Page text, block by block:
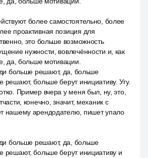
более самостоятельно, более
проактивная позиция для
это больше возможность
нужности, вовлечённости и, как
да, больше мотивации.
больше решают, да, больше
решают, больше берут инициативу. Угу.
Пример вчера у меня был, ну, это,
конечно, значит, механик с
нашему арендодателю, пишет упало
больше решают, да, больше
решают, больше берут инициативу и